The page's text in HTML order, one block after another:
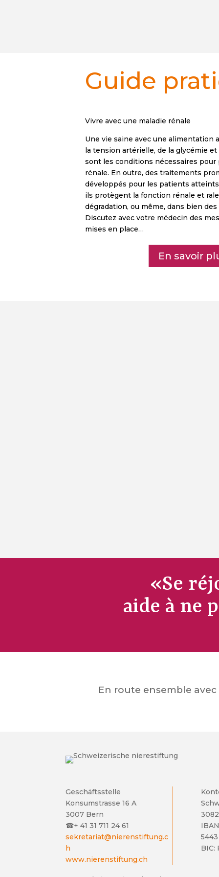
Guide
Vivre avec une maladie rénale
Une vie saine avec une alimentation
la tension artérielle, de la glycémie
sont les conditions nécessaires
rénale. En outre, des traitements
développés pour les patients atteints
ils protègent la fonction rénale et
dégradation, ou même, dans bien des
Discutez avec votre médecin des
mises en place…
En savoir
«Se
aide à ne
En route ensemble
Geschäftsstelle
Konsumstrasse 16 A
3007 Bern
☎+ 41 31 711 24 61
sekretariat@nierenstiftung.c
h
www.nierenstiftung.ch
BIC: